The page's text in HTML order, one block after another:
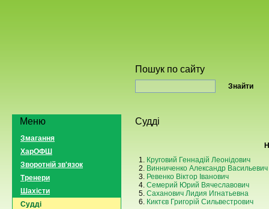
Пошук по сайту
Меню
Змагання
ХарОФШ
Зворотній зв'язок
Тренери
Шахісти
Судді
Судді
1. Круговий Геннадій Леонідович
2. Винниченко Александр Васильевич
3. Ревенко Віктор Іванович
4. Семерий Юрий Вячеславович
5. Саханович Лидия Игнатьевна
6. Киктєв Григорій Сильвестрович